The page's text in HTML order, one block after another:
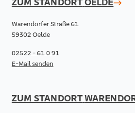
Warendorfer Straße 61
59302 Oelde
02522 - 61 0 91
E-Mail senden
ZUM STANDORT